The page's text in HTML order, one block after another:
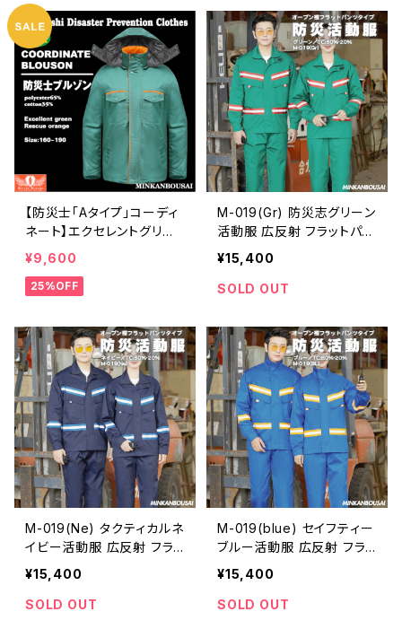
【防災士「Aタイプ」コーディ
ネート】エクセレントグリー
ンの「防災士（志）ブルゾン」
| 危機管理ブランド民間防
災
¥9,600
25%OFF
M-019(Gr) 防災志グリーン
活動服 広反射 フラットパン
ツ S~4XL | 危機管理ブラ
ンド民間防災（防人司）
¥15,400
SOLD OUT
M-019(Ne) タクティカルネ
イビー活動服 広反射 フラッ
トパンツ S~4XL | 危機管
理ブランド民間防災（防人
司）
¥15,400
SOLD OUT
M-019(blue) セイフティー
ブルー活動服 広反射 フラッ
トパンツ S~4XL | 危機管
理ブランド民間防災（防人
司）
¥15,400
SOLD OUT